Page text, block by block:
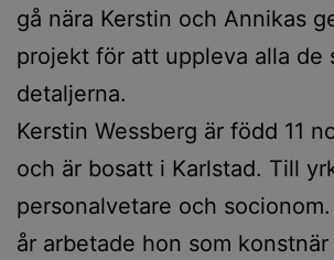
gå nära Kerstin och Annikas
projekt för att uppleva alla de
detaljerna.
Kerstin Wessberg är född 11
och är bosatt i Karlstad. Till
personalvetare och
år arbetade hon som